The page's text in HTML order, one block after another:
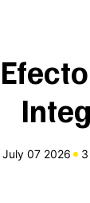
July 07 2026